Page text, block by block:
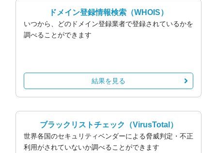
ドメイン登録情報検索 （WHOIS）
いつから、どのドメイン登録業者で登録されているかを
調べることができます
結果を見る
ブラックリストチェック （VirusTotal）
世界各国のセキュリティベンダーによる脅威判定・不正
利用がされていないか調べることができます